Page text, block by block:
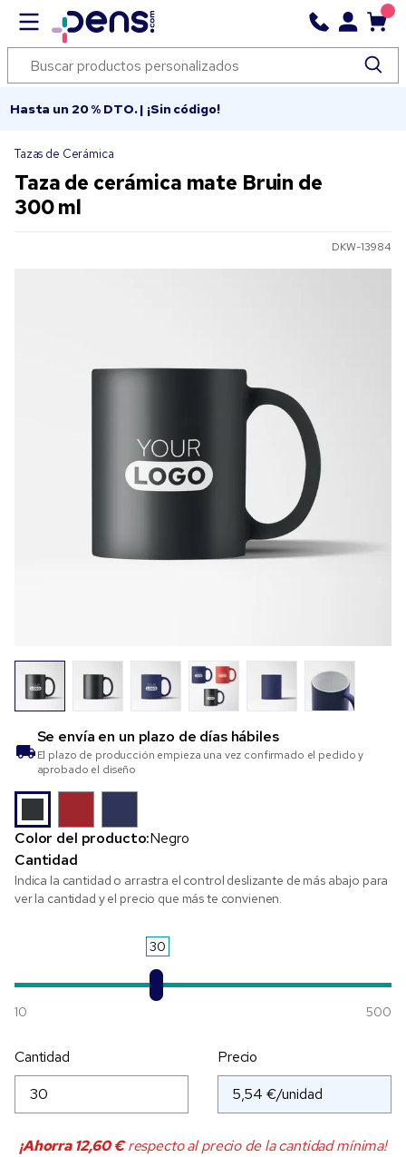
Hasta un 20 % DTO. | ¡Sin código!
Tazas de Cerámica
Taza de cerámica mate Bruin de
300 ml
DKW-13984
Se envía en un plazo de días hábiles
El plazo de producción empieza una vez confirmado el pedido y
aprobado el diseño
Color del producto:Negro
Cantidad
Indica la cantidad o arrastra el control deslizante de más abajo para
ver la cantidad y el precio que más te convienen.
30
10 500
Cantidad Precio
¡Ahorra12,60 €respecto al precio de la cantidad mínima!